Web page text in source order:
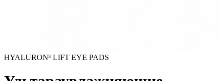
HYALURON³ LIFT EYE PADS